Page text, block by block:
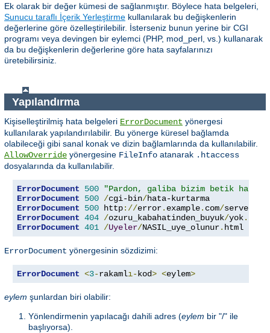
Ek olarak bir değer kümesi de sağlanmıştır. Böylece hata belgeleri,
Sunucu taraflı İçerik Yerleştirme kullanılarak bu değişkenlerin
değerlerine göre özelleştirilebilir. İsterseniz bunun yerine bir CGI
programı veya devingen bir eylemci (PHP, mod_perl, vs.) kullanarak
da bu değişkenlerin değerlerine göre hata sayfalarınızı
üretebilirsiniz.
Yapılandırma
Kişiselleştirilmiş hata belgeleri ErrorDocument yönergesi
kullanılarak yapılandırılabilir. Bu yönerge küresel bağlamda
olabileceği gibi sanal konak ve dizin bağlamlarında da kullanılabilir.
AllowOverride yönergesine FileInfo atanarak .htaccess
dosyalarında da kullanılabilir.
ErrorDocument 500
"Pardon, galiba bizim betik hata
ErrorDocument
500 /cgi-bin/
ErrorDocument
500 http://error. example. com/
ErrorDocument 404 /ozuru_kabahatinden_buyuk/yok.
ErrorDocument 401 /Uyeler/NASIL_uye_olunur. html
ErrorDocument yönergesinin sözdizimi:
ErrorDocument <3-rakamlı-kod> <eylem>
eylem şunlardan biri olabilir:
Yönlendirmenin yapılacağı dahili adres (eylem bir "/" ile
başlıyorsa).